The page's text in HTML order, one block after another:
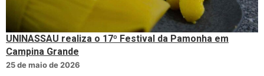
UNINASSAU realiza o 17º Festival da Pamonha em
Campina Grande
25 de maio de 2026